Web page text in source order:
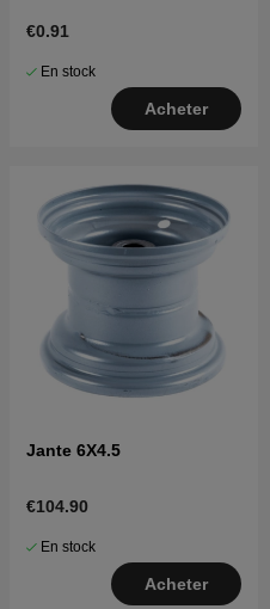
€0.91
En stock
Acheter
Jante 6X4.5
€104.90
En stock
Acheter